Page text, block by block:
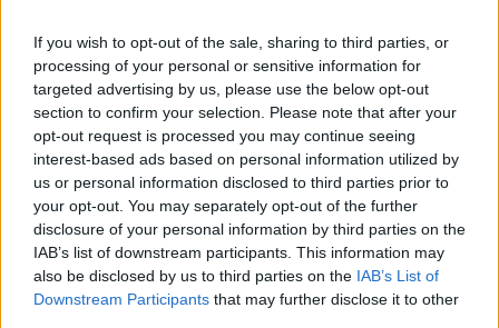
If you wish to opt-out of the sale, sharing to third parties, or
processing of your personal or sensitive information for
targeted advertising by us, please use the below opt-out
section to confirm your selection. Please note that after your
opt-out request is processed you may continue seeing
interest-based ads based on personal information utilized by
us or personal information disclosed to third parties prior to
your opt-out. You may separately opt-out of the further
disclosure of your personal information by third parties on the
IAB’s list of downstream participants. This information may
also be disclosed by us to third parties on the IAB’s List of
Downstream Participants that may further disclose it to other